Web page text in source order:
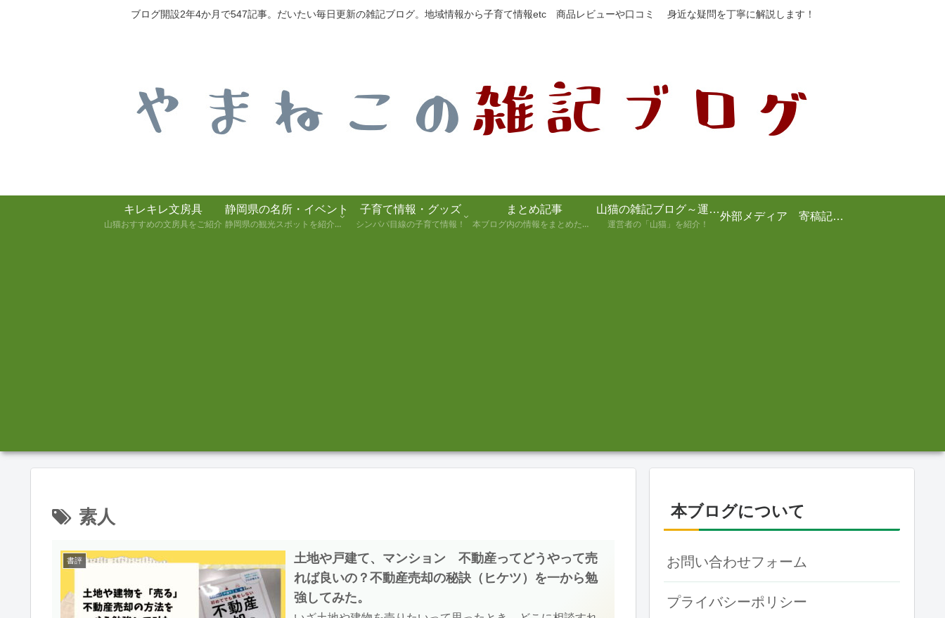
ブログ開設2年4か月で547記事。だいたい毎日更新の雑記ブログ。地域情報から子育て情報etc 商品レビューや口コミ 身近な疑問を丁寧に解説します！
キレキレ文房具
山猫おすすめの文房具をご紹介
静岡県の名所・イベント
静岡県の観光スポットを紹介します！
子育て情報・グッズ
シンパパ目線の子育て情報！
まとめ記事
本ブログ内の情報をまとめた記事
山猫の雑記ブログ～運営者の紹介～
運営者の「山猫」を紹介！
外部メディア 寄稿記事まとめ
素人
書評
土地や戸建て、マンション 不動産ってどうやって売
れば良いの？不動産売却の秘訣（ヒケツ）を一から勉
強してみた。
本ブログについて
お問い合わせフォーム
プライバシーポリシー